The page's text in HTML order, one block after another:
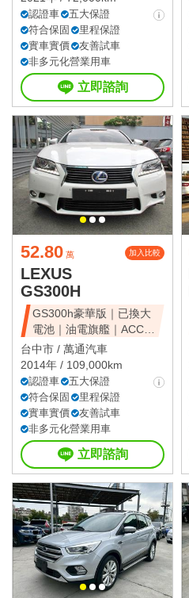
認證車
五大保證
符合保固
里程保證
實車實價
友善試車
非多元化營業用車
立即諮詢
52.80 萬 加入比較
LEXUS
GS300H
GS300h豪華版｜已換大
電池｜油電旗艦｜ACC｜
天窗豪華房
台中市 / 萬通汽車
2014年 / 109,000km
認證車
五大保證
符合保固
里程保證
實車實價
友善試車
非多元化營業用車
立即諮詢